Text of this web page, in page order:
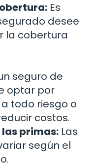
Es
desee
la cobertura
seguro de
optar por
todo riesgo o
costos.
primas: Las
según el